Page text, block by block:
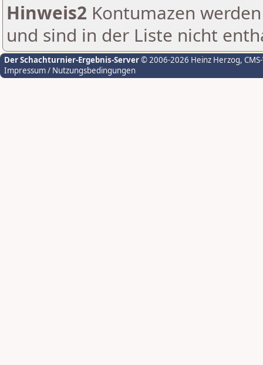
Hinweis2 Kontumazen
und sind in der Liste nicht
Der Schachturnier-Ergebnis-Server© 2006-2026 Heinz Herzog,
Impressum / Nutzungsbedingungen